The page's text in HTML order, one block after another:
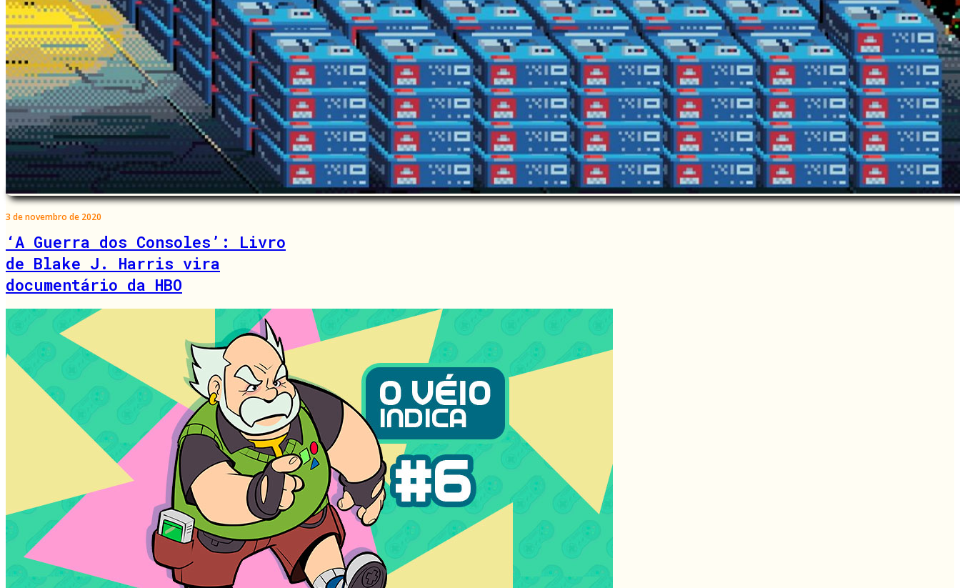
3 de novembro de 2020
‘A Guerra dos Consoles’: Livro
de Blake J. Harris vira
documentário da HBO